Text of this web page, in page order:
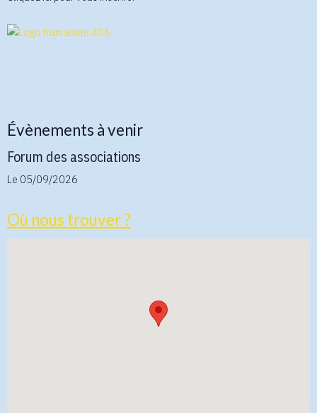
Évènements à venir
Forum des associations
Le 05/09/2026
Où nous trouver ?